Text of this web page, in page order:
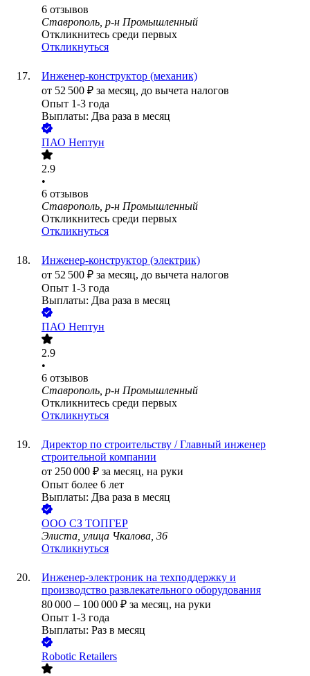
6 отзывов
Ставрополь, р-н Промышленный
Откликнитесь среди первых
Откликнуться
Инженер-конструктор (механик)
от 52 500 ₽ за месяц, до вычета налогов
Опыт 1-3 года
Выплаты: Два раза в месяц
ПАО Нептун
2.9
•
6 отзывов
Ставрополь, р-н Промышленный
Откликнитесь среди первых
Откликнуться
Инженер-конструктор (электрик)
от 52 500 ₽ за месяц, до вычета налогов
Опыт 1-3 года
Выплаты: Два раза в месяц
ПАО Нептун
2.9
•
6 отзывов
Ставрополь, р-н Промышленный
Откликнитесь среди первых
Откликнуться
Директор по строительству / Главный инженер
строительной компании
от 250 000 ₽ за месяц, на руки
Опыт более 6 лет
Выплаты: Два раза в месяц
ООО СЗ ТОПГЕР
Элиста, улица Чкалова, 36
Откликнуться
Инженер-электроник на техподдержку и
производство развлекательного оборудования
80 000 – 100 000 ₽ за месяц, на руки
Опыт 1-3 года
Выплаты: Раз в месяц
Robotic Retailers